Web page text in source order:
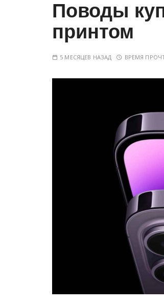
Поводы
принтом
5 МЕСЯЦЕВ НАЗАД ВРЕМЯ